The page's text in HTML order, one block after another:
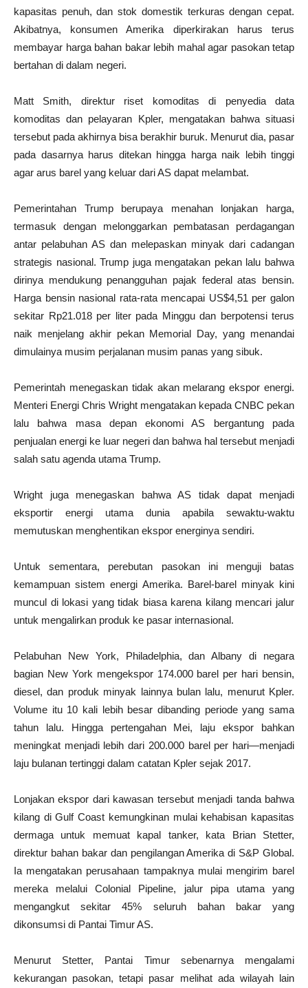
kapasitas penuh, dan stok domestik terkuras dengan cepat.
Akibatnya, konsumen Amerika diperkirakan harus terus
membayar harga bahan bakar lebih mahal agar pasokan tetap
bertahan di dalam negeri.
Matt Smith, direktur riset komoditas di penyedia data
komoditas dan pelayaran Kpler, mengatakan bahwa situasi
tersebut pada akhirnya bisa berakhir buruk. Menurut dia, pasar
pada dasarnya harus ditekan hingga harga naik lebih tinggi
agar arus barel yang keluar dari AS dapat melambat.
Pemerintahan Trump berupaya menahan lonjakan harga,
termasuk dengan melonggarkan pembatasan perdagangan
antar pelabuhan AS dan melepaskan minyak dari cadangan
strategis nasional. Trump juga mengatakan pekan lalu bahwa
dirinya mendukung penangguhan pajak federal atas bensin.
Harga bensin nasional rata-rata mencapai US$4,51 per galon
sekitar Rp21.018 per liter pada Minggu dan berpotensi terus
naik menjelang akhir pekan Memorial Day, yang menandai
dimulainya musim perjalanan musim panas yang sibuk.
Pemerintah menegaskan tidak akan melarang ekspor energi.
Menteri Energi Chris Wright mengatakan kepada CNBC pekan
lalu bahwa masa depan ekonomi AS bergantung pada
penjualan energi ke luar negeri dan bahwa hal tersebut menjadi
salah satu agenda utama Trump.
Wright juga menegaskan bahwa AS tidak dapat menjadi
eksportir energi utama dunia apabila sewaktu-waktu
memutuskan menghentikan ekspor energinya sendiri.
Untuk sementara, perebutan pasokan ini menguji batas
kemampuan sistem energi Amerika. Barel-barel minyak kini
muncul di lokasi yang tidak biasa karena kilang mencari jalur
untuk mengalirkan produk ke pasar internasional.
Pelabuhan New York, Philadelphia, dan Albany di negara
bagian New York mengekspor 174.000 barel per hari bensin,
diesel, dan produk minyak lainnya bulan lalu, menurut Kpler.
Volume itu 10 kali lebih besar dibanding periode yang sama
tahun lalu. Hingga pertengahan Mei, laju ekspor bahkan
meningkat menjadi lebih dari 200.000 barel per hari—menjadi
laju bulanan tertinggi dalam catatan Kpler sejak 2017.
Lonjakan ekspor dari kawasan tersebut menjadi tanda bahwa
kilang di Gulf Coast kemungkinan mulai kehabisan kapasitas
dermaga untuk memuat kapal tanker, kata Brian Stetter,
direktur bahan bakar dan pengilangan Amerika di S&P Global.
Ia mengatakan perusahaan tampaknya mulai mengirim barel
mereka melalui Colonial Pipeline, jalur pipa utama yang
mengangkut sekitar 45% seluruh bahan bakar yang
dikonsumsi di Pantai Timur AS.
Menurut Stetter, Pantai Timur sebenarnya mengalami
kekurangan pasokan, tetapi pasar melihat ada wilayah lain